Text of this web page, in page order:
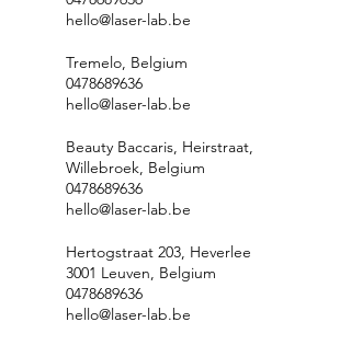
hello@laser-lab.be
Tremelo, Belgium
0478689636
hello@laser-lab.be
Beauty Baccaris, Heirstraat,
Willebroek, Belgium
0478689636
hello@laser-lab.be
Hertogstraat 203, Heverlee
3001 Leuven, Belgium
0478689636
hello@laser-lab.be